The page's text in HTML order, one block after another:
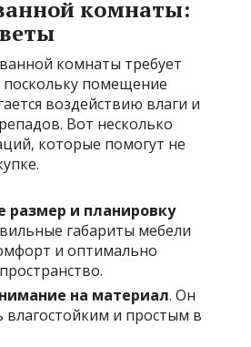
комнаты:
комнаты требует
помещение
воздействию влаги и
Вот несколько
которые помогут не
размер и планировку
габариты мебели
и оптимально
на материал. Он
и простым в